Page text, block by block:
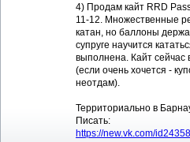
4) Продам кайт RRD
11-12. Множественные
катан, но баллоны
супруге научится
выполнена. Кайт сейчас
(если очень хочется -
неотдам).
Территориально в
Писать:
https://new.vk.com/